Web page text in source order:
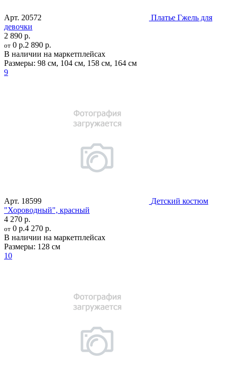
Арт. 20572
Платье Гжель для
девочки
2 890 р.
от 0 р.2 890 р.
В наличии на маркетплейсах
Размеры: 98 см, 104 см, 158 см, 164 см
9
Арт. 18599
Детский костюм
"Хороводный", красный
4 270 р.
от 0 р.4 270 р.
В наличии на маркетплейсах
Размеры: 128 см
10